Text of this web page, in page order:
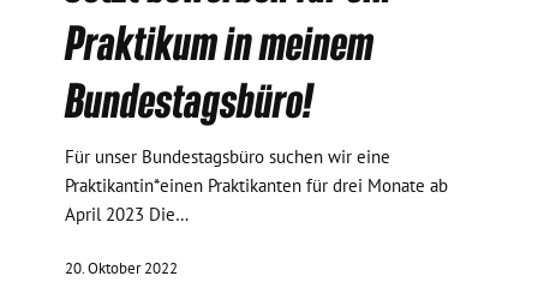
Praktikum
meinem
Bundestagsbüro!
Praktikum in meinem
Bundestagsbüro!
Für unser Bundestagsbüro suchen wir eine
Praktikantin*einen Praktikanten für drei Monate ab
April 2023 Die…
20. Oktober 2022